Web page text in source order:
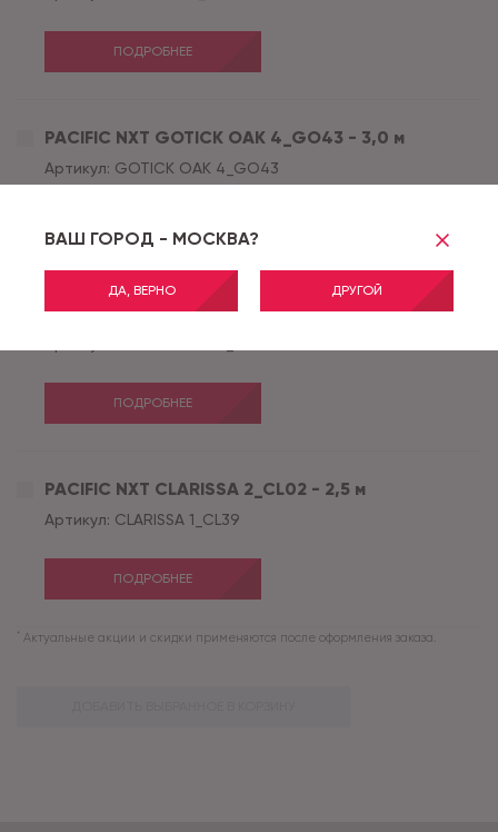
ВАШ ГОРОД - МОСКВА?
ДА, ВЕРНО ДРУГОЙ
ПОДРОБНЕЕ
PACIFIC NXT GOTICK OAK 4_GO43 - 3,0 м
Артикул: GOTICK OAK 4_GO43
PACIFIC NXT GOTICK OAK 4_GO43 - 2,5 м
ПОДРОБНЕЕ
PACIFIC NXT CLARISSA 2_CL02 - 2,5 м
Артикул: CLARISSA 1_CL39
ПОДРОБНЕЕ
* Актуальные акции и скидки применяются после оформления заказа.